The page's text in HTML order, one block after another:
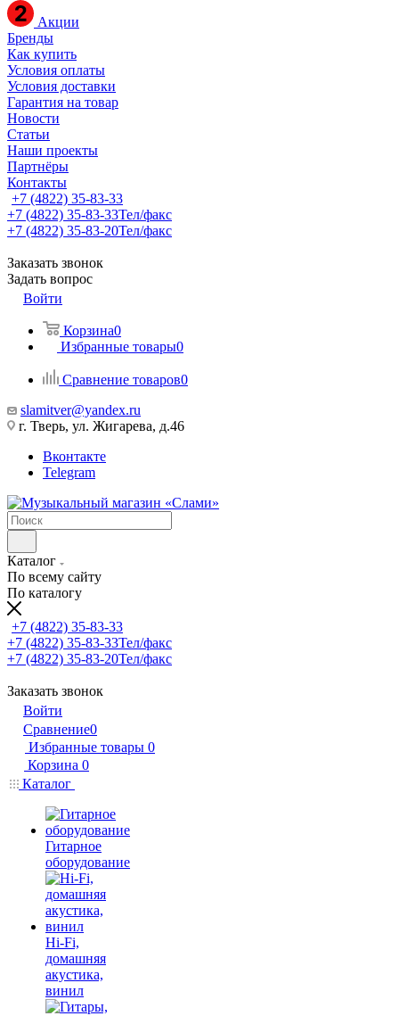
Акции
Бренды
Как купить
Условия оплаты
Условия доставки
Гарантия на товар
Новости
Статьи
Наши проекты
Партнёры
Контакты
+7 (4822) 35-83-33
+7 (4822) 35-83-33Тел/факс
+7 (4822) 35-83-20Тел/факс
Заказать звонок
Задать вопрос
Войти
Корзина0
Избранные товары0
Сравнение товаров0
slamitver@yandex.ru
г. Тверь, ул. Жигарева, д.46
Вконтакте
Telegram
Каталог
По всему сайту
По каталогу
+7 (4822) 35-83-33
+7 (4822) 35-83-33Тел/факс
+7 (4822) 35-83-20Тел/факс
Заказать звонок
Войти
Сравнение0
Избранные товары 0
Корзина 0
Каталог
Гитарное
оборудование
Hi-Fi,
домашняя
акустика,
винил